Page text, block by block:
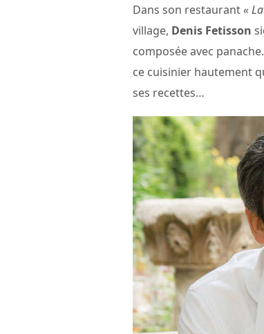
Dans son restaurant«
village, Denis Fetisson
composée avec
ce cuisinier hautement
ses recettes…